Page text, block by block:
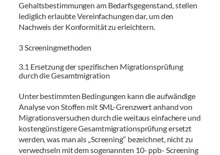
Gehaltsbestimmungen am Bedarfsgegenstand, stellen
lediglich erlaubte Vereinfachungen dar, um den
Nachweis der Konformität zu erleichtern.
3 Screeningmethoden
3.1 Ersetzung der spezifischen Migrationsprüfung
durch die Gesamtmigration
Unter bestimmten Bedingungen kann die aufwändige
Analyse von Stoffen mit SML-Grenzwert anhand von
Migrationsversuchen durch die weitaus einfachere und
kostengünstigere Gesamtmigrationsprüfung ersetzt
werden, was man als „Screening“ bezeichnet, nicht zu
verwechseln mit dem sogenannten 10- ppb- Screening